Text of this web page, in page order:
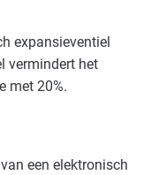
expansieventiel
vermindert het
met 20%.
een elektronisch